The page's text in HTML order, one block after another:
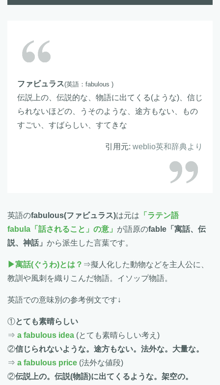
ファビュラス(英語：fabulous )
伝説上の、伝説的な、物語に出てくる(ような)、信じ
られないほどの、うそのような、途方もない、もの
すごい、すばらしい、すてきな
引用元: weblio英和辞典より
英語のfabulous(ファビュラス)は元は 「ラテン語
fabula「話されること」の意」 が語原のfable「寓話、伝
説、神話」 から派生した言葉です。
▶寓話(ぐうわ)とは？ ⇒擬人化した動物などを主人公に、
教訓や風刺を織りこんだ物語。イソップ物語。
英語での意味別の参考例文です↓
①とても素晴らしい
⇒ a fabulous idea (とても素晴らしい考え)
②信じられないような。途方もない。法外な。大量な。
⇒ a fabulous price (法外な値段)
②伝説上の。伝説(物語)に出てくるような。架空の。